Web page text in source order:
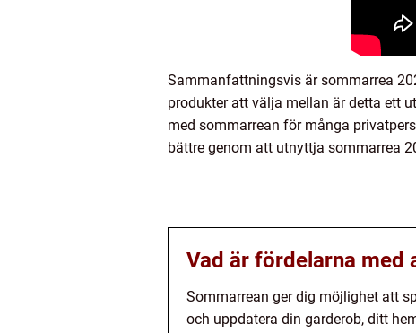
Sammanfattningsvis är sommarrea
produkter att välja mellan är detta ett
med sommarrean för många
bättre genom att utnyttja sommarrea
Vad är fördelarna med
Sommarrean ger dig möjlighet att
och uppdatera din garderob, ditt